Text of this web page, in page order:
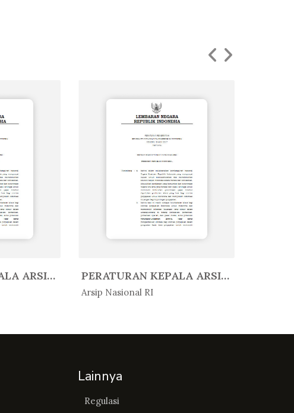
PERATURAN KEPALA ARSIP NASIONAL ... PERATURAN KEPALA ARSIP NASIONAL ...
Arsip Nasional RI
In Peratur...
Lainnya
Regulasi